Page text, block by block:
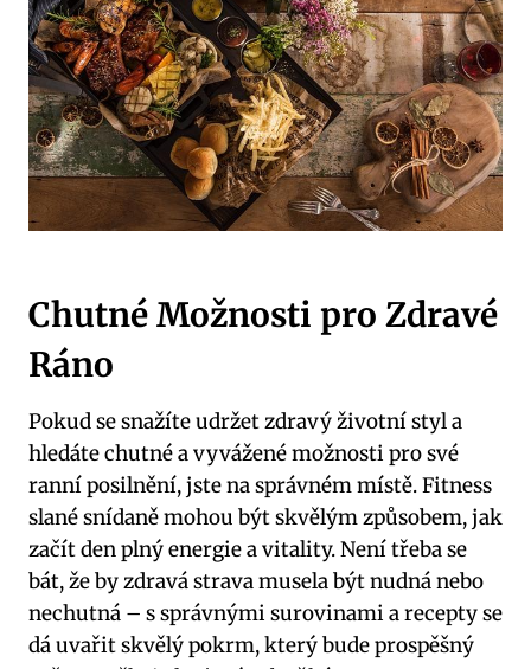
Chutné Možnosti pro Zdravé
Ráno
Pokud se snažíte udržet zdravý životní styl a
hledáte chutné a vyvážené možnosti pro své
ranní posilnění, jste na správném místě. Fitness
slané snídaně mohou být skvělým způsobem, jak
začít den plný energie a vitality. Není třeba se
bát, že by zdravá strava musela být nudná nebo
nechutná – s správnými surovinami a recepty se
dá uvařit skvělý pokrm, který bude prospěšný